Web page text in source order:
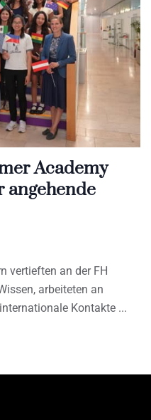
Academy
angehende
vertieften an der FH
arbeiteten an
Kontakte